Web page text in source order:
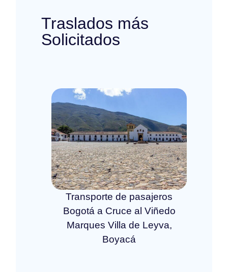
Traslados más
Solicitados
Transporte de pasajeros
Bogotá a Cruce al Viñedo
Marques Villa de Leyva,
Boyacá